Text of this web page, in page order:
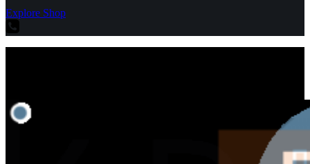
Explore Shop